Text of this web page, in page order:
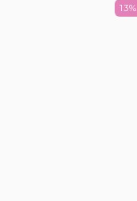
13%